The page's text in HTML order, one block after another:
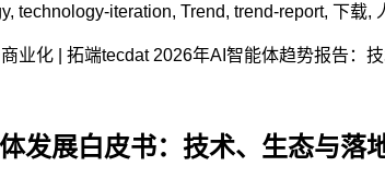
, technology-iteration, Trend, trend-report, 下载,
业化 | 拓端tecdat 2026年AI智能体趋势报告：
发展白皮书：技术、生态与落